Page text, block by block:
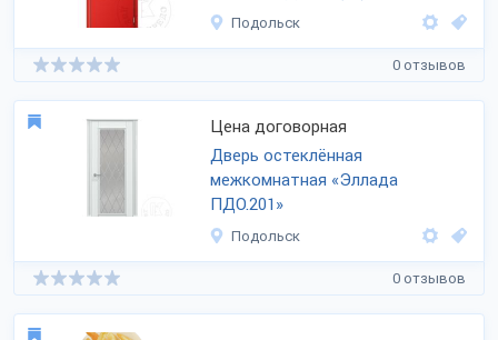
Подольск
0 отзывов
Цена договорная
Дверь остеклённая
межкомнатная «Эллада
ПДО.201»
Подольск
0 отзывов